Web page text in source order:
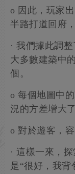
o 因此，玩家
半路打道回府
· 我們據此調
大多數建築中
個。
o 每個地圖中
況的方差增大了
o 對於遊客，
· 這樣一來，
是“很好，我背